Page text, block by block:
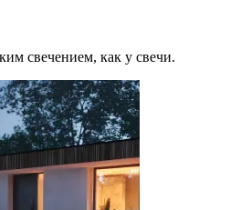
свечением, как у свечи.